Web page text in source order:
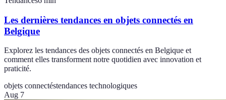
Les dernières tendances en objets connectés en
Belgique
Explorez les tendances des objets connectés en Belgique et
comment elles transforment notre quotidien avec innovation et
praticité.
objets connectéstendances technologiques
Aug 7